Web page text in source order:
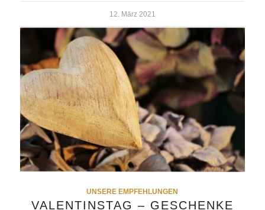
12. März 2021
UNSERE EMPFEHLUNGEN
VALENTINSTAG – GESCHENKE